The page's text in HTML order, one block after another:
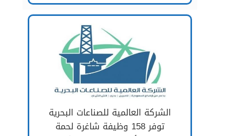
الشركة العالمية للصناعات البحرية
توفر 158 وظيفة شاغرة لحمة